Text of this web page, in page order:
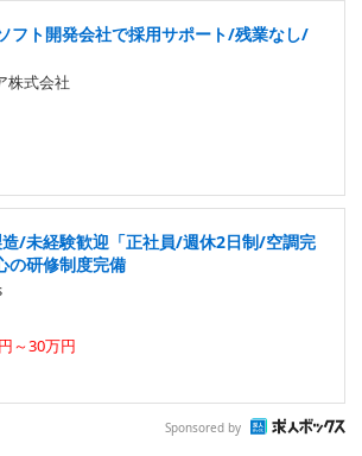
フト開発会社で採用サポート/残業なし/
株式会社
/未経験歓迎「正社員/週休2日制/空調完
の研修制度完備
～30万円
Sponsored by